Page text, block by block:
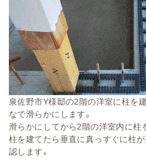
泉佐野市Y様邸の2階の洋室に柱を
なで滑らかにします。
滑らかにしてから2階の洋室内に柱
柱を建てたら垂直に真っすぐに柱
認します。